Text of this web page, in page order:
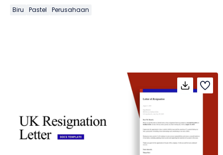
Biru Pastel Perusahaan